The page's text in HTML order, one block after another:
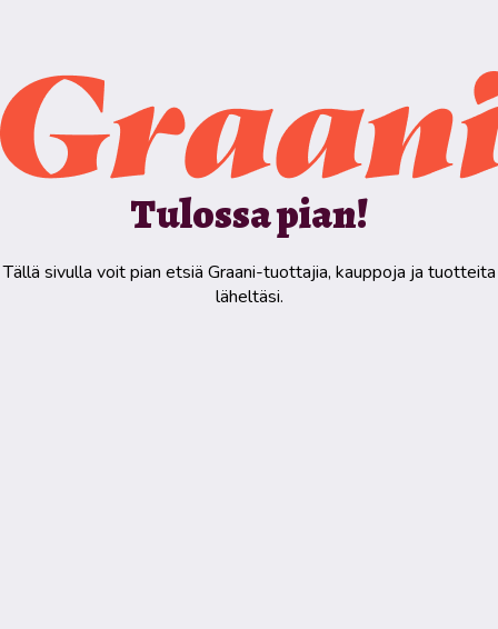
Tulossa pian!
Tällä sivulla voit pian etsiä Graani-tuottajia, kauppoja ja tuotteita
läheltäsi.